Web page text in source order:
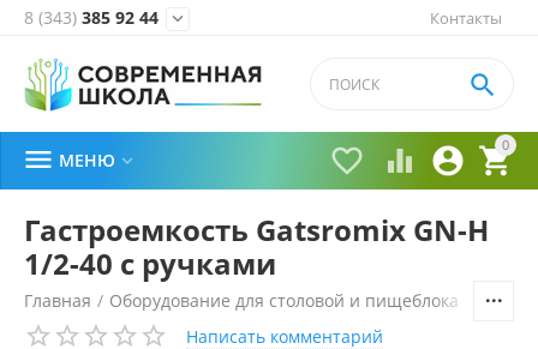
Контакты
8 (343) 385 92 44 
0


 

 МЕНЮ 
Гастроемкость Gatsromix GN-H
1/2-40 с ручками
Главная / Оборудование для столовой и пищеблока
Написать комментарий